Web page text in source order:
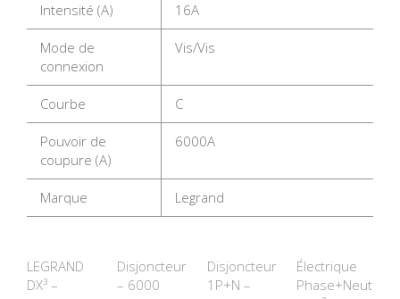
Intensité (A) 16A
Mode de
connexion
Vis/Vis
Courbe C
Pouvoir de
coupure (A)
6000A
Marque Legrand
LEGRAND
DX³ –
Disjoncteur
– 6000
Disjoncteur
1P+N –
Électrique
Phase+Neutre